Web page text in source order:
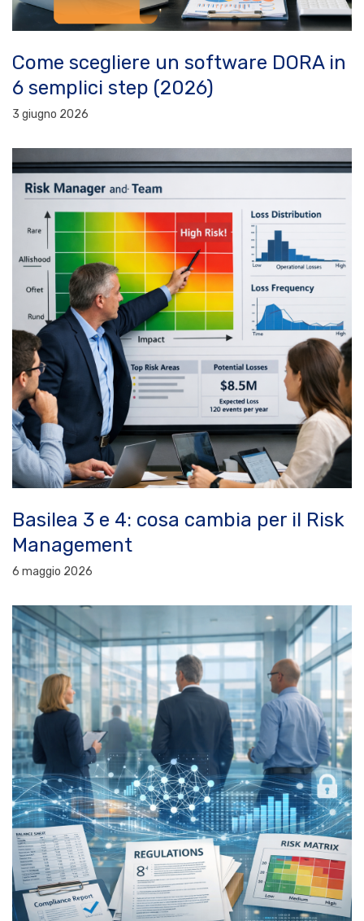
Come scegliere un software DORA in
6 semplici step (2026)
3 giugno 2026
Basilea 3 e 4: cosa cambia per il Risk
Management
6 maggio 2026